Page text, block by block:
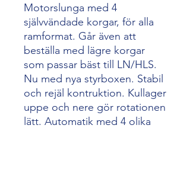
Motorslunga med 4
självvändade korgar, för alla
ramformat. Går även att
beställa med lägre korgar
som passar bäst till LN/HLS.
Nu med nya styrboxen. Stabil
och rejäl kontruktion. Kullager
uppe och nere gör rotationen
lätt. Automatik med 4 olika